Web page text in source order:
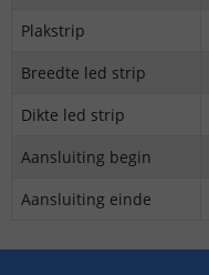
Plakstrip
Breedte led strip
Dikte led strip
Aansluiting begin
Aansluiting einde